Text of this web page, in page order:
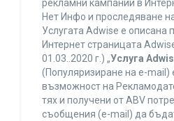
рекламни кампании в
Нет Инфо и проследяване
Услугата Adwise е описана
Интернет страницата
01.03..2020 г.) „Услуга
(Популяризиране на e-mail)
възможност на
тях и получени от ABV
съобщения (e-mail) да